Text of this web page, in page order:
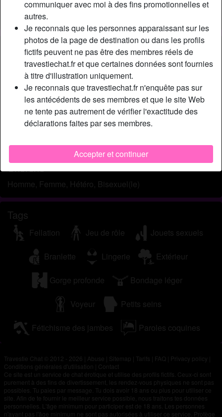
communiquer avec moi à des fins promotionnelles et
autres.
Je reconnais que les personnes apparaissant sur les
photos de la page de destination ou dans les profils
fictifs peuvent ne pas être des membres réels de
travestiechat.fr et que certaines données sont fournies
à titre d'illustration uniquement.
Je reconnais que travestiechat.fr n'enquête pas sur
les antécédents de ses membres et que le site Web
ne tente pas autrement de vérifier l'exactitude des
déclarations faites par ses membres.
Accepter et continuer
Taille:
178 cm
Épilé(e):
Description
Depuis que mon docteur m’a filé des hormones pour mon
changement de sexe, les choses ont empiré. Je pourrais
baiser matin / midi / soir et ça ne suffirait pas. Parfois je
suis en classe ici et durant le cours j’ai une érection
incontrôlable. Je dois donc me lever discrètement et aller
me branler en secret dans les toilettes. C’est lourd à la
l’expérience la plus mémorable non plus mdr !!
Cherche
Homme, Femme, Hétéro, Bisexuel(le)
Tags
Fellation Jeu de rôle Jouets sexuels
Branlette Lingerie Extérieur
Gorge profonde Bondage léger
Voyeur Petits seins
Fétichisme des jambes Paroles coquines
Travestie Chat © 2012 - 2026 Abuse Sitemap Tarifs FAQ Privacy policy
Conditions générales d'utilisation
Contact
Ce site est un service de chat érotique et utilise des profils fictifs. Ceux-ci sont
purement à des fins de divertissement, les rendez-vous physiques ne sont pas
possibles. Tu paies par message. Tu dois avoir 18 ans ou plus pour utiliser ce
site. Afin de te fournir le meilleur service possible, nous traitons tes données
personnelles. L'âge minimum pour participer est de 18 ans. Les personnes
n'ayant pas l'âge minimum ne sont pas autorisées à utiliser ce service. Protège